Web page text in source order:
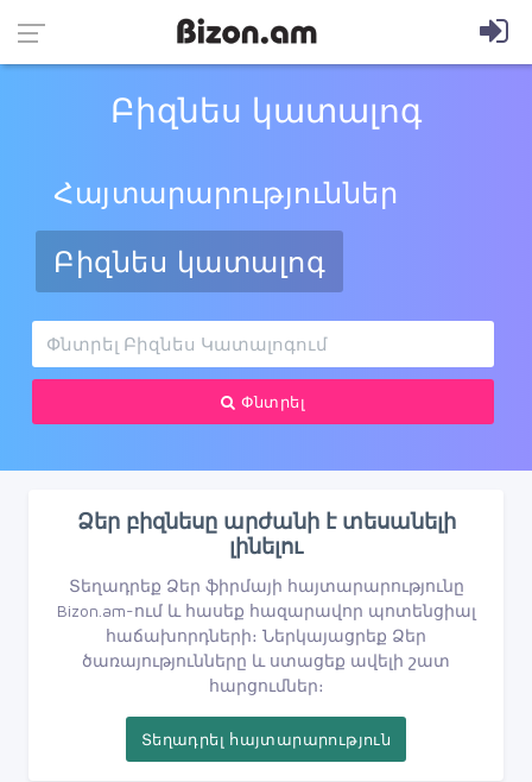
Բիզնես կատալոգ
Հայտարարություններ
Բիզնես կատալոգ
Փնտրել
Ձեր բիզնեսը արժանի է տեսանելի
լինելու
Տեղադրեք Ձեր ֆիրմայի հայտարարությունը
Bizon.am-ում և հասեք հազարավոր պոտենցիալ
հաճախորդների։ Ներկայացրեք Ձեր
ծառայությունները և ստացեք ավելի շատ
հարցումներ։
Տեղադրել հայտարարություն